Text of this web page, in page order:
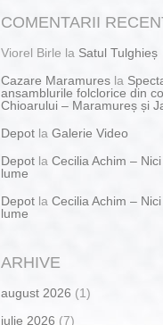
COMENTARII
Viorel Birle la Satul Tulghieș
Cazare Maramures la
ansamblurile folclorice din
Chioarului – Maramureș și
Depot la Galerie Video
Depot la Cecilia Achim –
lume
Depot la Cecilia Achim –
lume
ARHIVE
august 2026 (1)
iulie 2026 (7)